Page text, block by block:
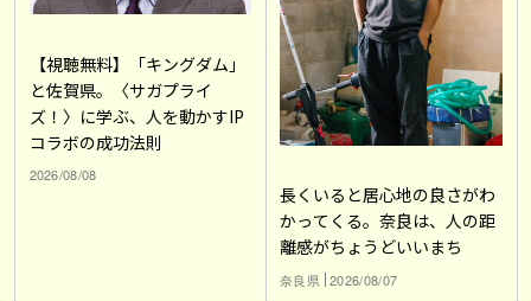
【視聴無料】「キングダム」
と佐賀県。〈サガプライ
ズ！〉に学ぶ、人を動かすIP
コラボの成功法則
2026/08/08
長くいると居心地の良さがわ
かってくる。奈良は、人の距
離感がちょうどいいまち
奈良県 2026/08/07